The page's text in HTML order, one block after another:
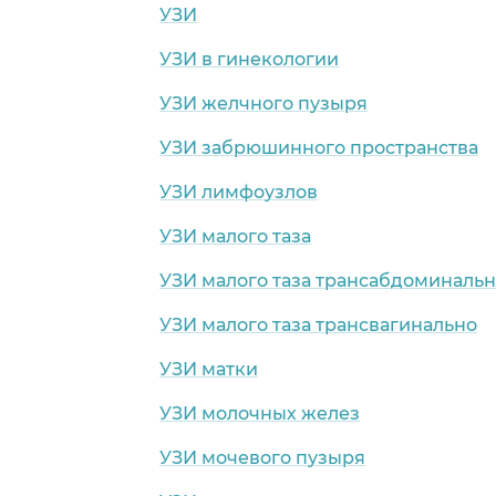
УЗИ
УЗИ в гинекологии
УЗИ желчного пузыря
УЗИ забрюшинного пространства
УЗИ лимфоузлов
УЗИ малого таза
УЗИ малого таза
УЗИ малого таза трансвагинально
УЗИ матки
УЗИ молочных желез
УЗИ мочевого пузыря